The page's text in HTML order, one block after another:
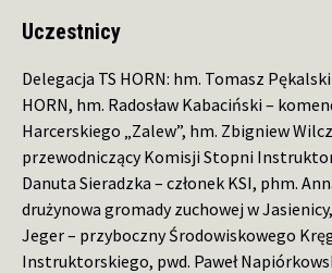
Uczestnicy
Delegacja TS HORN: hm. Tomasz
HORN, hm. Radosław Kabaciński –
Harcerskiego „Zalew”, hm. Zbigniew
przewodniczący Komisji Stopni
Danuta Sieradzka – członek KSI, phm.
drużynowa gromady zuchowej w
Jeger – przyboczny Środowiskowego
Instruktorskiego, pwd. Paweł